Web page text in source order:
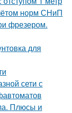
норм СНиП
фрезером.
для
сети с
Плюсы и